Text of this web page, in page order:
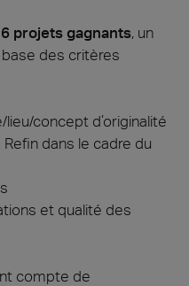
6 projets gagnants, un
des critères
concept d’originalité
dans le cadre du
et qualité des
compte de